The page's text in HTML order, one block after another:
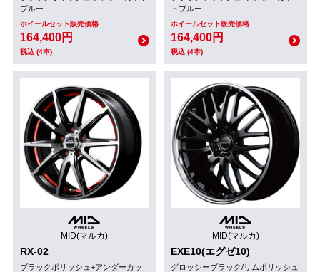
ブルー
ホイールセット販売価格
164,400円
税込 (4本)
トブルー
ホイールセット販売価格
164,400円
税込 (4本)
MID(マルカ)
RX-02
ブラックポリッシュ+アンダーカッ
MID(マルカ)
EXE10(エグゼ10)
グロッシーブラック/リムポリッシュ